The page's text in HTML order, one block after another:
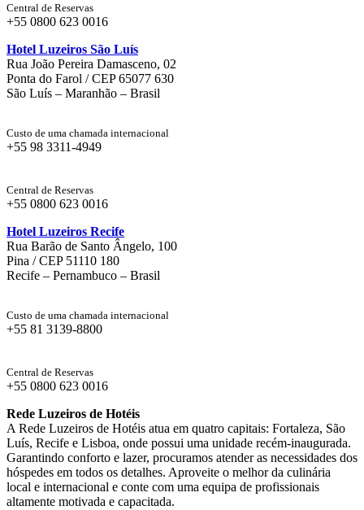
Central de Reservas
+55 0800 623 0016
Hotel Luzeiros São Luís
Rua João Pereira Damasceno, 02
Ponta do Farol / CEP 65077 630
São Luís – Maranhão – Brasil
Custo de uma chamada internacional
+55 98 3311-4949
Central de Reservas
+55 0800 623 0016
Hotel Luzeiros Recife
Rua Barão de Santo Ângelo, 100
Pina / CEP 51110 180
Recife – Pernambuco – Brasil
Custo de uma chamada internacional
+55 81 3139-8800
Central de Reservas
+55 0800 623 0016
Rede Luzeiros de Hotéis
A Rede Luzeiros de Hotéis atua em quatro capitais: Fortaleza, São
Luís, Recife e Lisboa, onde possui uma unidade recém-inaugurada.
Garantindo conforto e lazer, procuramos atender as necessidades dos
hóspedes em todos os detalhes. Aproveite o melhor da culinária
local e internacional e conte com uma equipa de profissionais
altamente motivada e capacitada.